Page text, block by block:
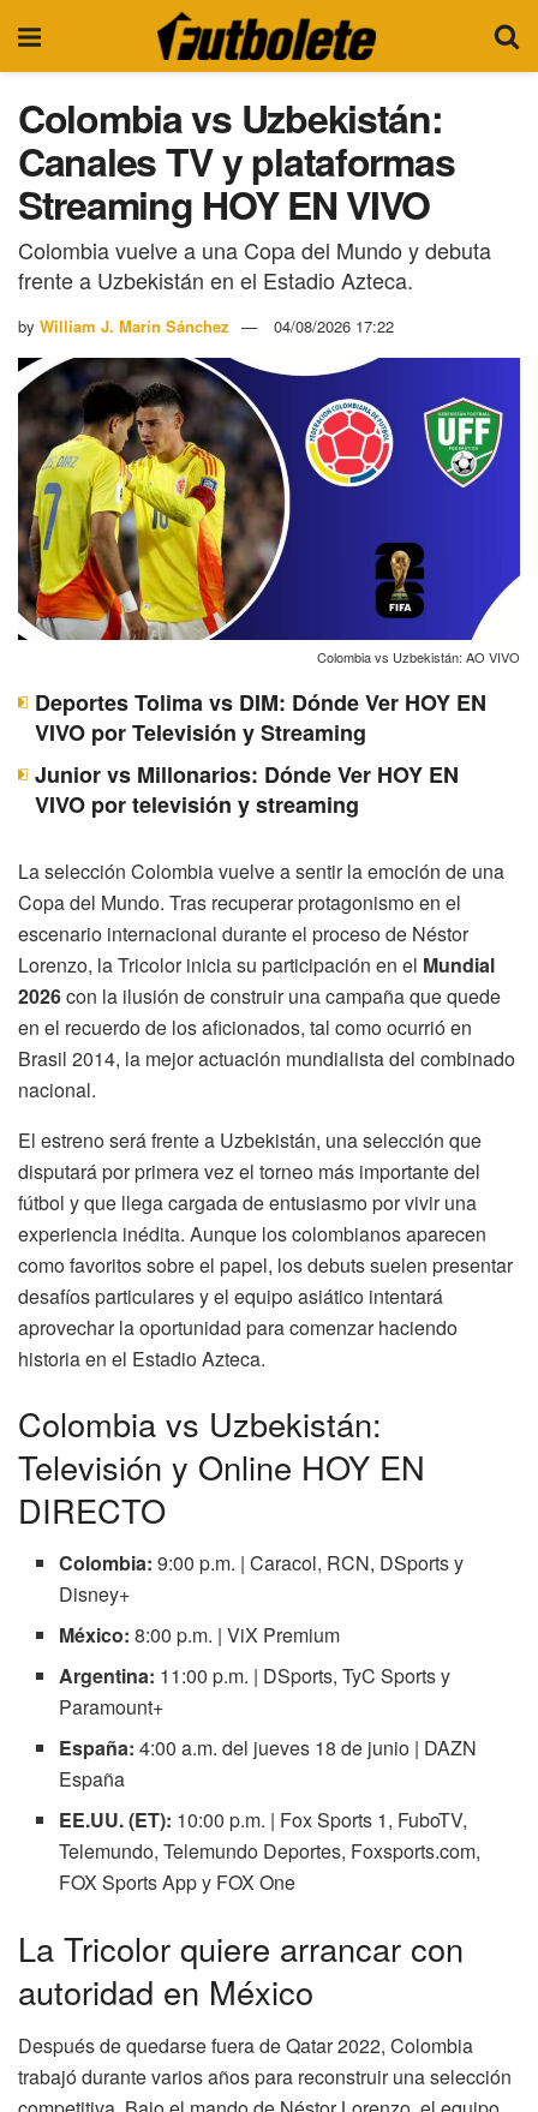
Colombia vs Uzbekistán:
Canales TV y plataformas
Streaming HOY EN VIVO
Colombia vuelve a una Copa del Mundo y debuta
frente a Uzbekistán en el Estadio Azteca.
by William J. Marín Sánchez 04/08/2026 17:22
Colombia vs Uzbekistán: AO VIVO
Deportes Tolima vs DIM: Dónde Ver HOY EN
VIVO por Televisión y Streaming
Junior vs Millonarios: Dónde Ver HOY EN
VIVO por televisión y streaming
La selección Colombia vuelve a sentir la emoción de una
Copa del Mundo. Tras recuperar protagonismo en el
escenario internacional durante el proceso de Néstor
Lorenzo, la Tricolor inicia su participación en el Mundial
2026con la ilusión de construir una campaña que quede
en el recuerdo de los aficionados, tal como ocurrió en
Brasil 2014, la mejor actuación mundialista del combinado
nacional.
El estreno será frente a Uzbekistán, una selección que
disputará por primera vez el torneo más importante del
fútbol y que llega cargada de entusiasmo por vivir una
experiencia inédita. Aunque los colombianos aparecen
como favoritos sobre el papel, los debuts suelen presentar
desafíos particulares y el equipo asiático intentará
aprovechar la oportunidad para comenzar haciendo
historia en el Estadio Azteca.
Colombia vs Uzbekistán:
Televisión y Online HOY EN
DIRECTO
Colombia: 9:00 p.m. | Caracol, RCN, DSports y
Disney+
México: 8:00 p.m. | ViX Premium
Argentina: 11:00 p.m. | DSports, TyC Sports y
Paramount+
España: 4:00 a.m. del jueves 18 de junio | DAZN
España
EE.UU. (ET): 10:00 p.m. | Fox Sports 1, FuboTV,
Telemundo, Telemundo Deportes, Foxsports.com,
FOX Sports App y FOX One
La Tricolor quiere arrancar con
autoridad en México
Después de quedarse fuera de Qatar 2022, Colombia
trabajó durante varios años para reconstruir una selección